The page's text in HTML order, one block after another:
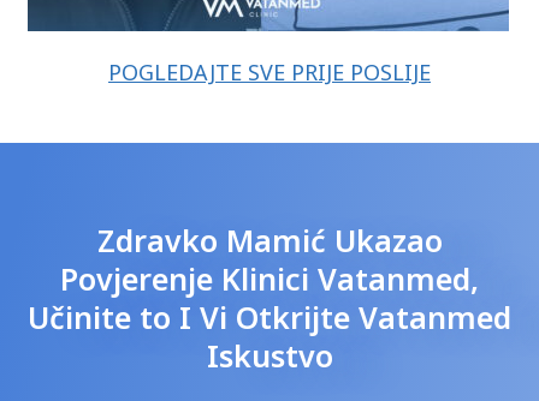
POGLEDAJTE SVE PRIJE POSLIJE
Zdravko Mamić Ukazao
Povjerenje Klinici Vatanmed,
Učinite to I Vi Otkrijte Vatanmed
Iskustvo